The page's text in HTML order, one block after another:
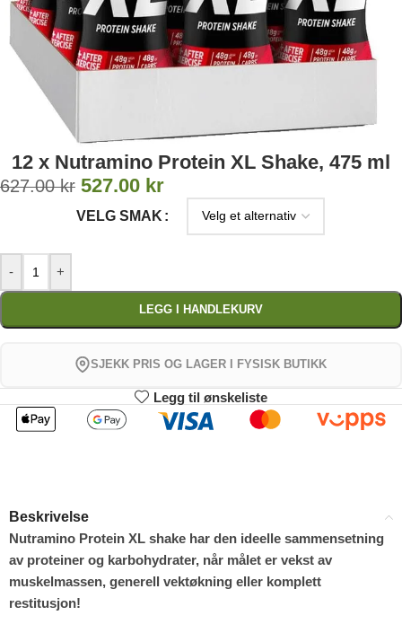
12 x Nutramino Protein XL Shake, 475 ml
627.00kr 527.00 kr
VELG SMAK
- +
LEGG I HANDLEKURV
SJEKK PRIS OG LAGER I FYSISK BUTIKK
Legg til ønskeliste
Beskrivelse
Nutramino Protein XL shake har den ideelle sammensetning
av proteiner og karbohydrater, når målet er vekst av
muskelmassen, generell vektøkning eller komplett
restitusjon!